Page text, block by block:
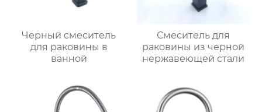
Черный смеситель
для раковины в
ванной
Смеситель для
раковины из черной
нержавеющей стали